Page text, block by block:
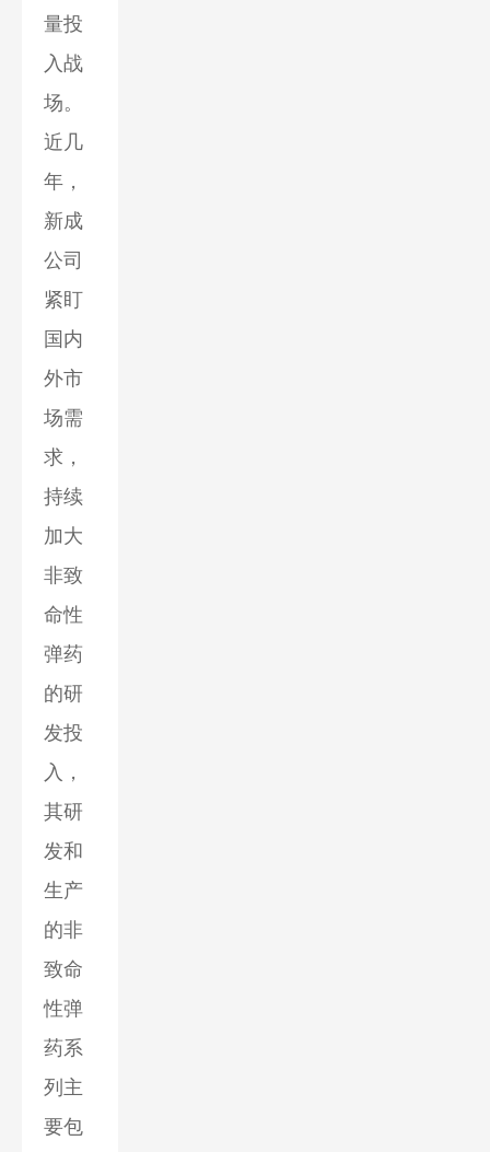
量投
入战
场。
近几
年，
新成
公司
紧盯
国内
外市
场需
求，
持续
加大
非致
命性
弹药
的研
发投
入，
其研
发和
生产
的非
致命
性弹
药系
列主
要包